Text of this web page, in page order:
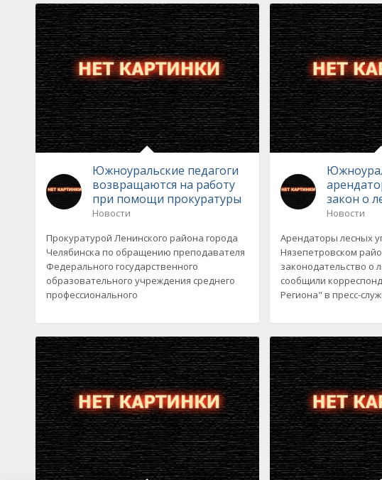
Южноуральские педагоги
возвращаются на работу
при помощи прокуратуры
Новости
Прокуратурой Ленинского района города
Челябинска по обращению преподавателя
Федерального государственного
образовательного учреждения среднего
профессионального
закон о
Новости
Арендаторы лесных
Нязепетровском
законодательство о
сообщили
Региона" в пресс-